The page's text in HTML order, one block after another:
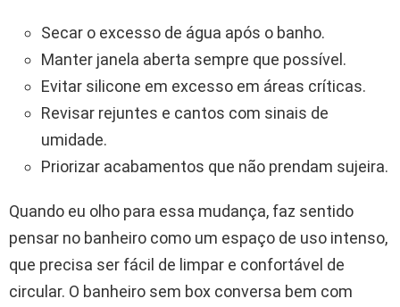
Secar o excesso de água após o banho.
Manter janela aberta sempre que possível.
Evitar silicone em excesso em áreas críticas.
Revisar rejuntes e cantos com sinais de
umidade.
Priorizar acabamentos que não prendam sujeira.
Quando eu olho para essa mudança, faz sentido
pensar no banheiro como um espaço de uso intenso,
que precisa ser fácil de limpar e confortável de
circular. O banheiro sem box conversa bem com